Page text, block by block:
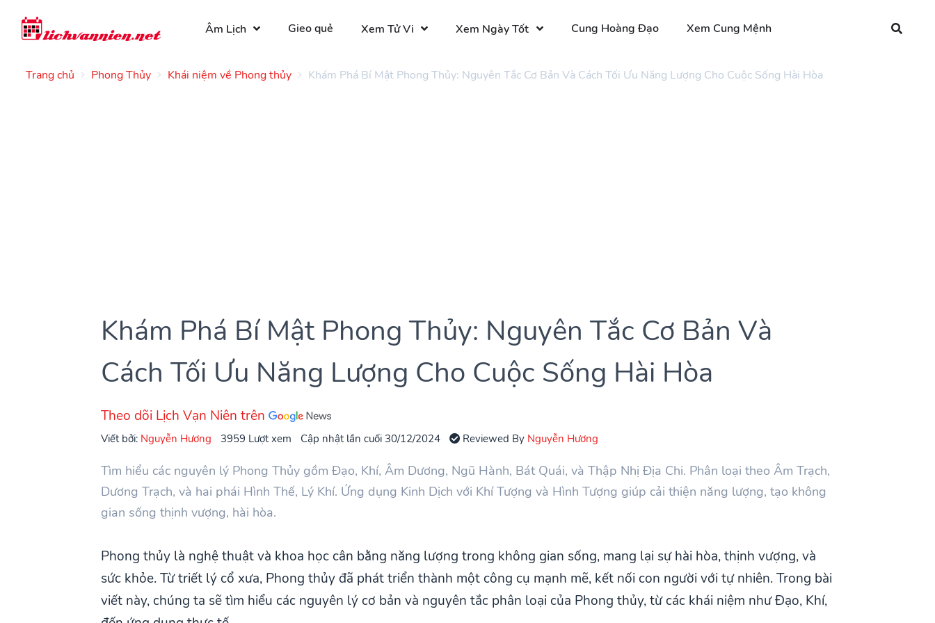
Âm Lịch Gieo quẻ Xem Tử Vi Xem Ngày Tốt Cung Hoàng Đạo Xem Cung Mệnh
Trang chủ Phong Thủy Khái niệm về Phong thủy Khám Phá Bí Mật Phong Thủy: Nguyên Tắc Cơ Bản Và Cách Tối Ưu Năng Lượng Cho Cuộc Sống Hài Hòa
Khám Phá Bí Mật Phong Thủy: Nguyên Tắc Cơ Bản Và
Cách Tối Ưu Năng Lượng Cho Cuộc Sống Hài Hòa
Theo dõi Lịch Vạn Niên trên
Viết bởi: Nguyễn Hương 3959 Lượt xem Cập nhật lần cuối 30/12/2024 Reviewed By Nguyễn Hương
Tìm hiểu các nguyên lý Phong Thủy gồm Đạo, Khí, Âm Dương, Ngũ Hành, Bát Quái, và Thập Nhị Địa Chi. Phân loại theo Âm Trạch,
Dương Trạch, và hai phái Hình Thế, Lý Khí. Ứng dụng Kinh Dịch với Khí Tượng và Hình Tượng giúp cải thiện năng lượng, tạo không
gian sống thịnh vượng, hài hòa.
Phong thủy là nghệ thuật và khoa học cân bằng năng lượng trong không gian sống, mang lại sự hài hòa, thịnh vượng, và
sức khỏe. Từ triết lý cổ xưa, Phong thủy đã phát triển thành một công cụ mạnh mẽ, kết nối con người với tự nhiên. Trong bài
viết này, chúng ta sẽ tìm hiểu các nguyên lý cơ bản và nguyên tắc phân loại của Phong thủy, từ các khái niệm như Đạo, Khí,